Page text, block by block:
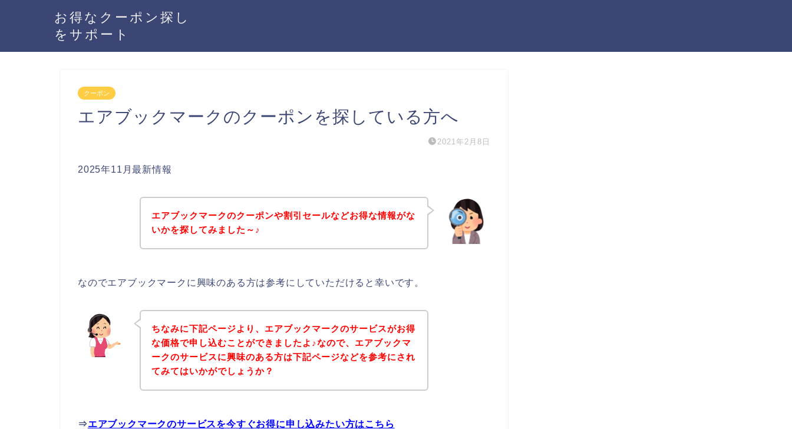
お得なクーポン探し
をサポート
クーポン
エアブックマークのクーポンを探している方へ
2021年2月8日
2025年11月最新情報
エアブックマークのクーポンや割引セールなどお得な情報がな
いかを探してみました～♪
なのでエアブックマークに興味のある方は参考にしていただけると幸いです。
ちなみに下記ページより、エアブックマークのサービスがお得
な価格で申し込むことができましたよ♪なので、エアブックマ
ークのサービスに興味のある方は下記ページなどを参考にされ
てみてはいかがでしょうか？
⇒エアブックマークのサービスを今すぐお得に申し込みたい方はこちら